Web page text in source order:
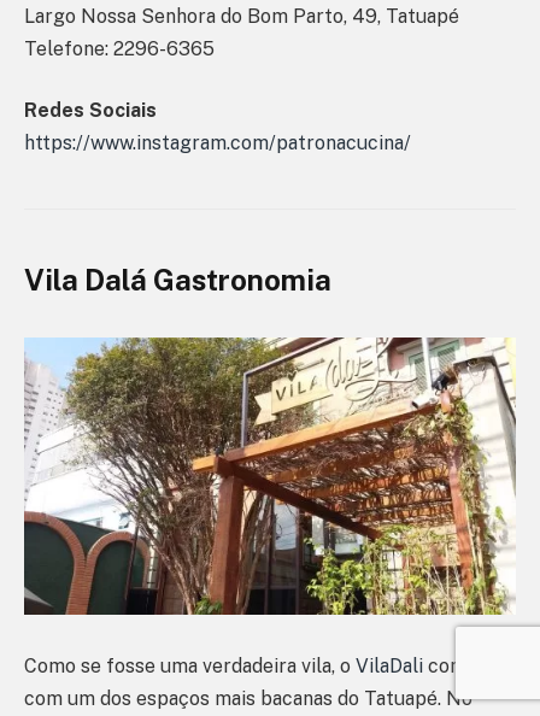
Largo Nossa Senhora do Bom Parto, 49, Tatuapé
Telefone: 2296-6365
Redes Sociais
https://www.instagram.com/patronacucina/
Vila Dalá Gastronomia
Como se fosse uma verdadeira vila, o VilaDali conta
com um dos espaços mais bacanas do Tatuapé. No